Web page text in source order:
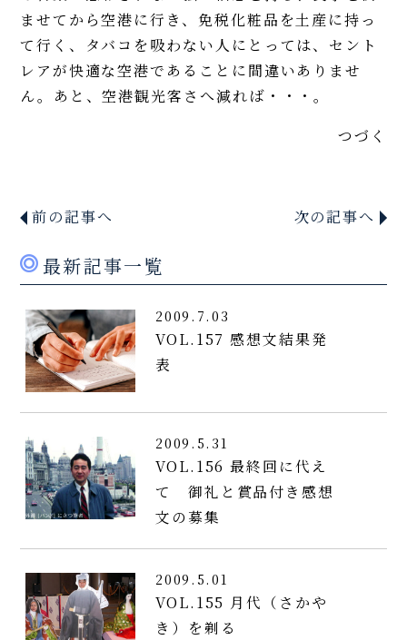
ませてから空港に行き、免税化粧品を土産に持っ
て行く、タバコを吸わない人にとっては、セント
レアが快適な空港であることに間違いありませ
ん。あと、空港観光客さへ減れば・・・。
つづく
前の記事へ 次の記事へ
最新記事一覧
2009.7.03
VOL.157 感想文結果発
表
2009.5.31
VOL.156 最終回に代え
て 御礼と賞品付き感想
文の募集
2009.5.01
VOL.155 月代（さかや
き）を剃る